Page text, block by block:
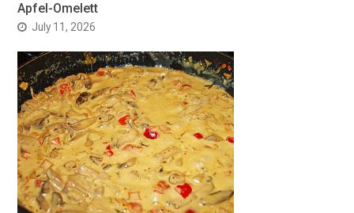
Apfel-Omelett
July 11, 2026